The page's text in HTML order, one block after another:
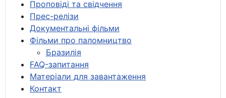
Проповіді та свідчення
Прес-релізи
Документальні фільми
Фільми про паломництво
Бразилія
FAQ-запитання
Матеріали для завантаження
Контакт